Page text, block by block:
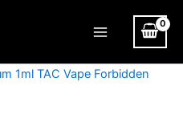
Menu